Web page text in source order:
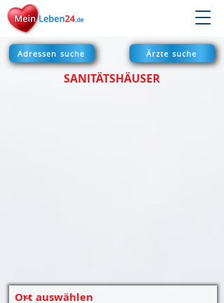
Adressen suche Ärzte suche
SANITÄTSHÄUSER